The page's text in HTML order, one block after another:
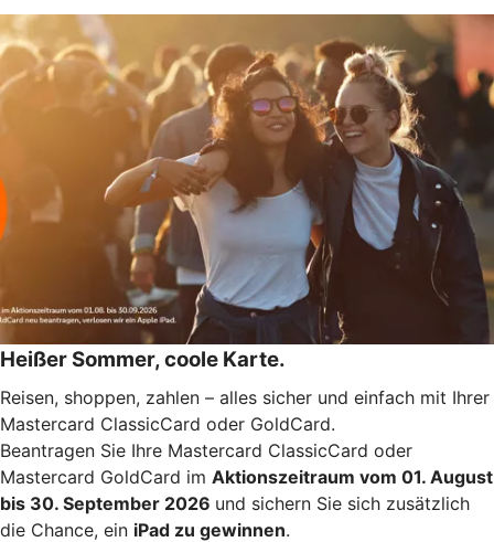
Heißer Sommer, coole Karte.
Reisen, shoppen, zahlen – alles sicher und einfach mit Ihrer
Mastercard ClassicCard oder GoldCard.
Beantragen Sie Ihre Mastercard ClassicCard oder
Mastercard GoldCard im Aktionszeitraum vom 01. August
bis 30. September 2026 und sichern Sie sich zusätzlich
die Chance, ein iPad zu gewinnen.